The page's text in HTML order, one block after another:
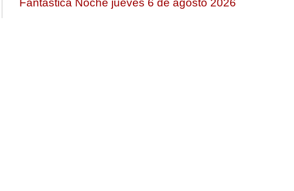
Fantastica Noche jueves 6 de agosto 2026